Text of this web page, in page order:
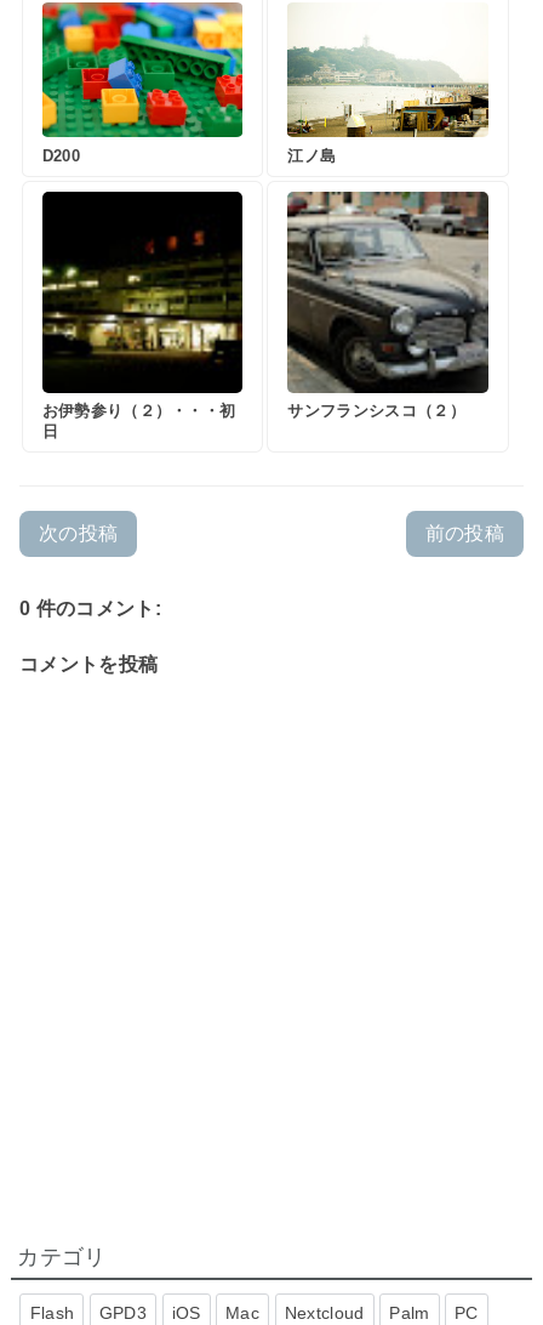
D200 江ノ島
お伊勢参り（２）・・・初
日
サンフランシスコ（２）
次の投稿 前の投稿
0 件のコメント:
コメントを投稿
カテゴリ
Flash GPD3 iOS Mac Nextcloud Palm PC